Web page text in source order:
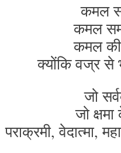
कमल
कमल
कमल की
क्योंकि वज्र से
जो
जो
पराक्रमी, वेदात्मा,